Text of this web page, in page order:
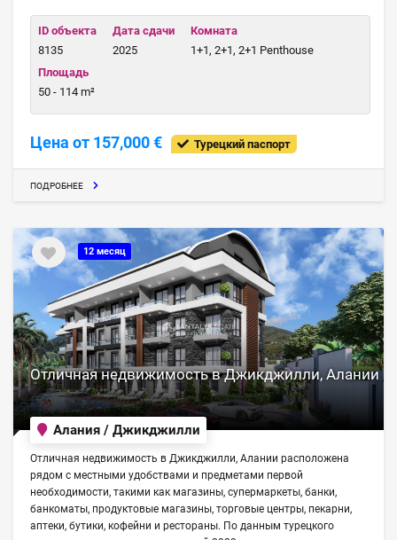
ID объекта
8135
Дата сдачи
2025
Комната
1+1, 2+1, 2+1 Penthouse
Площадь
50 - 114 m²
Цена от 157,000 € Турецкий паспорт
ПОДРОБНЕЕ
12 месяц
Отличная недвижимость в Джикджилли, Алании
Алания / Джикджилли
Отличная недвижимость в Джикджилли, Алании расположена
рядом с местными удобствами и предметами первой
необходимости, такими как магазины, супермаркеты, банки,
банкоматы, продуктовые магазины, торговые центры, пекарни,
аптеки, бутики, кофейни и рестораны. По данным турецкого